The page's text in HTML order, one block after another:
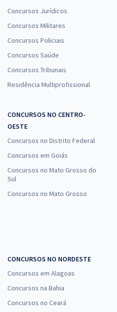
Concursos Jurídicos
Concursos Militares
Concursos Policiais
Concursos Saúde
Concursos Tribunais
Residência Multiprofissional
CONCURSOS NO CENTRO-
OESTE
Concursos no Distrito Federal
Concursos em Goiás
Concursos no Mato Grosso do
Sul
Concursos no Mato Grosso
CONCURSOS NO NORDESTE
Concursos em Alagoas
Concursos na Bahia
Concursos no Ceará